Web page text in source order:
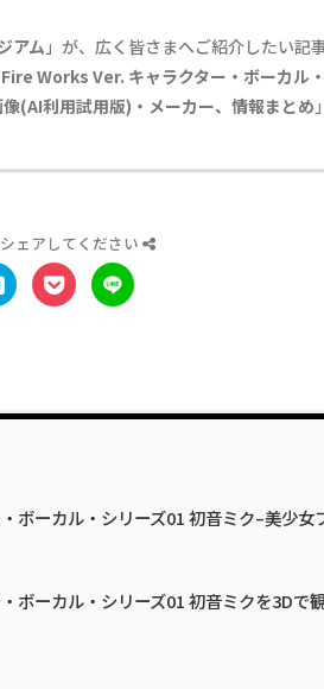
アム 」が、広く皆さまへご紹介したい記
Works Ver. キャラクター・ボーカル
(AI利用試用版)・メーカー、情報まとめ
ェアしてください
ボーカル・シリーズ01 初音ミク–美少女
ボーカル・シリーズ01 初音ミクを3Dで